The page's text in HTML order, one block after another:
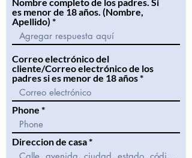
es menor de 18 años. (Nombre,
Apellido)
Correo electrónico del
cliente/Correo electrónico de los
padres si es menor de 18 años
Phone
Direccion de casa